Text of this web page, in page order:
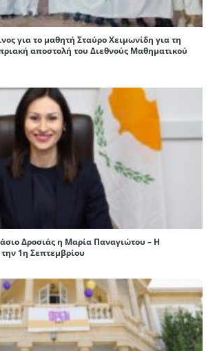
για το μαθητή Σταύρο Χειμωνίδη για τη
αποστολή του Διεθνούς Μαθηματικού
Δροσιάς η Μαρία Παναγιώτου – Η
1η Σεπτεμβρίου